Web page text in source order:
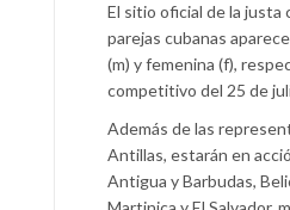
El sitio oficial de la justa
parejas cubanas
(m) y femenina (f),
competitivo del 25 de
Además de las
Antillas, estarán en
Antigua y Barbudas,